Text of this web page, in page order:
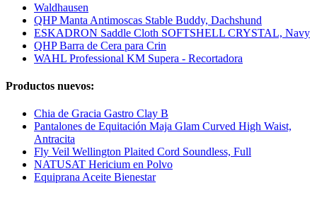
Waldhausen
QHP Manta Antimoscas Stable Buddy, Dachshund
ESKADRON Saddle Cloth SOFTSHELL CRYSTAL, Navy
QHP Barra de Cera para Crin
WAHL Professional KM Supera - Recortadora
Productos nuevos:
Chia de Gracia Gastro Clay B
Pantalones de Equitación Maja Glam Curved High Waist,
Antracita
Fly Veil Wellington Plaited Cord Soundless, Full
NATUSAT Hericium en Polvo
Equiprana Aceite Bienestar